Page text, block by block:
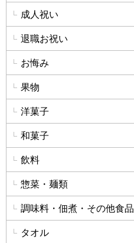
成人祝い
退職お祝い
お悔み
果物
洋菓子
和菓子
飲料
惣菜・麺類
調味料・佃煮・その他食品
タオル